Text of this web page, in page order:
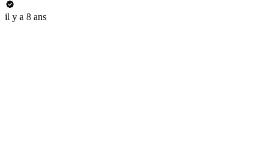
il y a 8 ans